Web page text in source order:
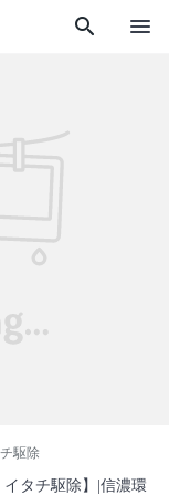
search menu
駆除
タチ駆除】|信濃環